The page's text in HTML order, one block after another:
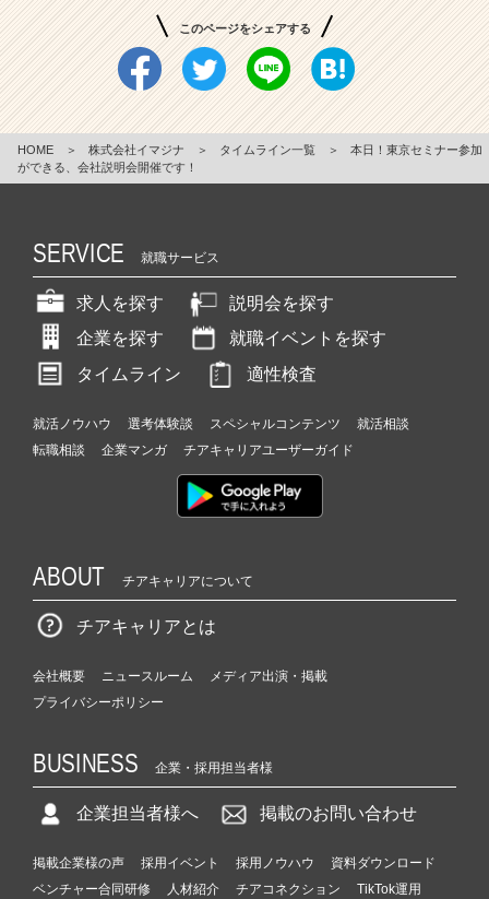
このページをシェアする
HOME ＞ 株式会社イマジナ ＞ タイムライン一覧 ＞
本日！東京セミナー参加
ができる、会社説明会開催です！
SERVICE 就職サービス
求人を探す
説明会を探す
企業を探す
就職イベントを探す
タイムライン
適性検査
就活ノウハウ 選考体験談 スペシャルコンテンツ
就活相談
転職相談
企業マンガ チアキャリアユーザーガイド
ABOUT チアキャリアについて
チアキャリアとは
会社概要 ニュースルーム
メディア出演・掲載
プライバシーポリシー
BUSINESS 企業・採用担当者様
企業担当者様へ 掲載のお問い合わせ
掲載企業様の声 採用イベント 採用ノウハウ
資料ダウンロード
ベンチャー合同研修
人材紹介 チアコネクション TikTok運用